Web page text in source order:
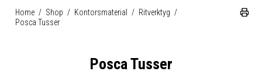
Home / Shop / Kontorsmaterial / Ritverktyg /
Posca Tusser
Posca Tusser